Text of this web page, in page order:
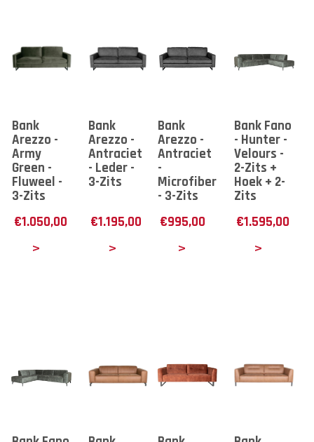
Bank
Arezzo -
Army
Green -
Fluweel -
3-Zits
€1.050,00
Bank
Arezzo -
Antraciet
- Leder -
3-Zits
€1.195,00
Bank
Arezzo -
Antraciet
-
Microfiber
- 3-Zits
€995,00
Bank Fano
- Hunter -
Velours -
2-Zits +
Hoek + 2-
Zits
€1.595,00